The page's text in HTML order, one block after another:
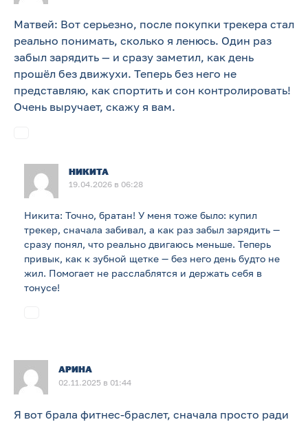
Матвей: Вот серьезно, после покупки трекера стал
реально понимать, сколько я ленюсь. Один раз
забыл зарядить — и сразу заметил, как день
прошёл без движухи. Теперь без него не
представляю, как спортить и сон контролировать!
Очень выручает, скажу я вам.
НИКИТА
19.04.2026 в 06:28
Никита: Точно, братан! У меня тоже было: купил
трекер, сначала забивал, а как раз забыл зарядить —
сразу понял, что реально двигаюсь меньше. Теперь
привык, как к зубной щетке — без него день будто не
жил. Помогает не расслаблятся и держать себя в
тонусе!
АРИНА
02.11.2025 в 01:44
Я вот брала фитнес-браслет, сначала просто ради